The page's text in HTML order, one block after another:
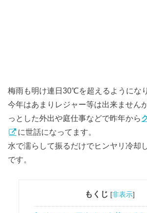
梅雨も明け連日30℃を超えるようにな
今年はあまりレジャー等は出来ません
っとした外出や庭仕事などで昨年から
に世話になってます。
水で濡らして振るだけでヒンヤリ冷却
です。
もくじ [非表示]